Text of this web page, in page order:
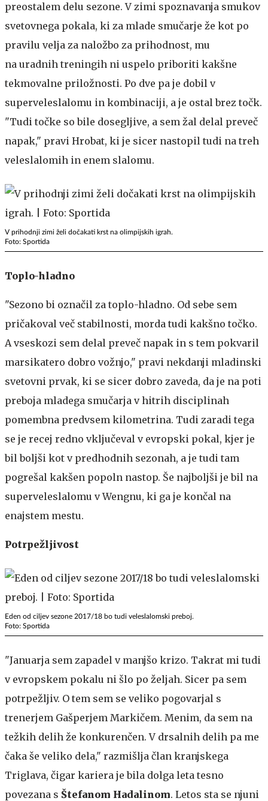
preostalem delu sezone. V zimi spoznavanja smukov
svetovnega pokala, ki za mlade smučarje že kot po
pravilu velja za naložbo za prihodnost, mu
na uradnih treningih ni uspelo priboriti kakšne
tekmovalne priložnosti. Po dve pa je dobil v
superveleslalomu in kombinaciji, a je ostal brez točk.
"Tudi točke so bile dosegljive, a sem žal delal preveč
napak," pravi Hrobat, ki je sicer nastopil tudi na treh
veleslalomih in enem slalomu.
V prihodnji zimi želi dočakati krst na olimpijskih igrah.
Foto: Sportida
Toplo-hladno
"Sezono bi označil za toplo-hladno. Od sebe sem
pričakoval več stabilnosti, morda tudi kakšno točko.
A vseskozi sem delal preveč napak in s tem pokvaril
marsikatero dobro vožnjo," pravi nekdanji mladinski
svetovni prvak, ki se sicer dobro zaveda, da je na poti
preboja mladega smučarja v hitrih disciplinah
pomembna predvsem kilometrina. Tudi zaradi tega
se je recej redno vključeval v evropski pokal, kjer je
bil boljši kot v predhodnih sezonah, a je tudi tam
pogrešal kakšen popoln nastop. Še najboljši je bil na
superveleslalomu v Wengnu, ki ga je končal na
enajstem mestu.
Potrpežljivost
Eden od ciljev sezone 2017/18 bo tudi veleslalomski preboj.
Foto: Sportida
"Januarja sem zapadel v manjšo krizo. Takrat mi tudi
v evropskem pokalu ni šlo po željah. Sicer pa sem
potrpežljiv. O tem sem se veliko pogovarjal s
trenerjem Gašperjem Markičem. Menim, da sem na
težkih delih že konkurenčen. V drsalnih delih pa me
čaka še veliko dela," razmišlja član kranjskega
Triglava, čigar kariera je bila dolga leta tesno
povezana s Štefanom Hadalinom. Letos sta se njuni